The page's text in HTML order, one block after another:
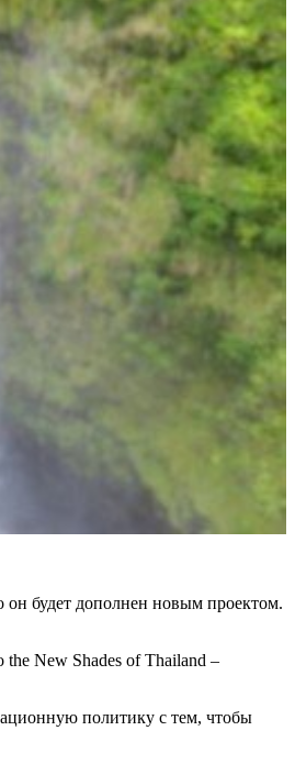
будет дополнен новым проектом.
New Shades of Thailand –
политику с тем, чтобы